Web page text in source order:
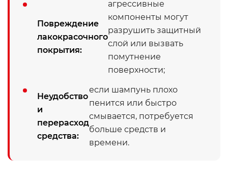
Повреждение
лакокрасочного
покрытия:
агрессивные
компоненты могут
разрушить защитный
слой или вызвать
помутнение
поверхности;
Неудобство
и
перерасход
средства:
если шампунь плохо
пенится или быстро
смывается, потребуется
больше средств и
времени.